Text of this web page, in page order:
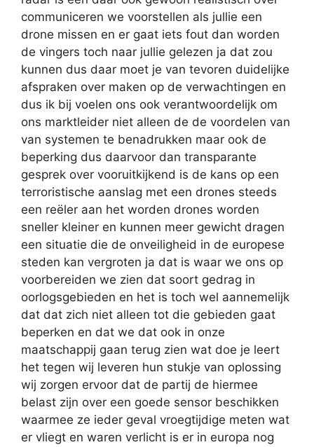
communiceren we voorstellen als jullie een
drone missen en er gaat iets fout dan worden
de vingers toch naar jullie gelezen ja dat zou
kunnen dus daar moet je van tevoren duidelijke
afspraken over maken op de verwachtingen en
dus ik bij voelen ons ook verantwoordelijk om
ons marktleider niet alleen de de voordelen van
van systemen te benadrukken maar ook de
beperking dus daarvoor dan transparante
gesprek over vooruitkijkend is de kans op een
terroristische aanslag met een drones steeds
een reëler aan het worden drones worden
sneller kleiner en kunnen meer gewicht dragen
een situatie die de onveiligheid in de europese
steden kan vergroten ja dat is waar we ons op
voorbereiden we zien dat soort gedrag in
oorlogsgebieden en het is toch wel aannemelijk
dat dat zich niet alleen tot die gebieden gaat
beperken en dat we dat ook in onze
maatschappij gaan terug zien wat doe je leert
het tegen wij leveren hun stukje van oplossing
wij zorgen ervoor dat de partij de hiermee
belast zijn over een goede sensor beschikken
waarmee ze ieder geval vroegtijdige meten wat
er vliegt en waren verlicht is er in europa nog